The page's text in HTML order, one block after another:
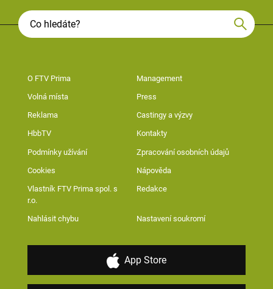
O FTV Prima Management
Volná místa Press
Reklama Castingy a výzvy
HbbTV Kontakty
Podmínky užívání Zpracování osobních údajů
Cookies Nápověda
Vlastník FTV Prima spol. s
r.o.
Redakce
Nahlásit chybu Nastavení soukromí
App Store